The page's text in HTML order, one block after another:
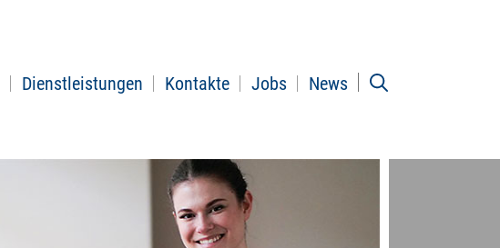
Dienstleistungen Kontakte Jobs News